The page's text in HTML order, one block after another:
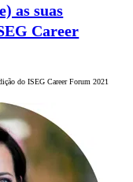
as suas
Career
do ISEG Career Forum 2021